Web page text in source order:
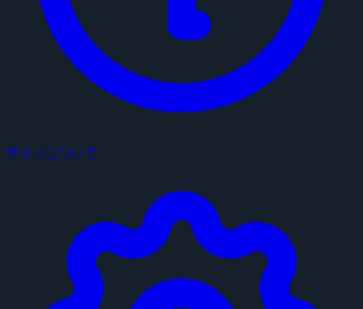
サイトについて